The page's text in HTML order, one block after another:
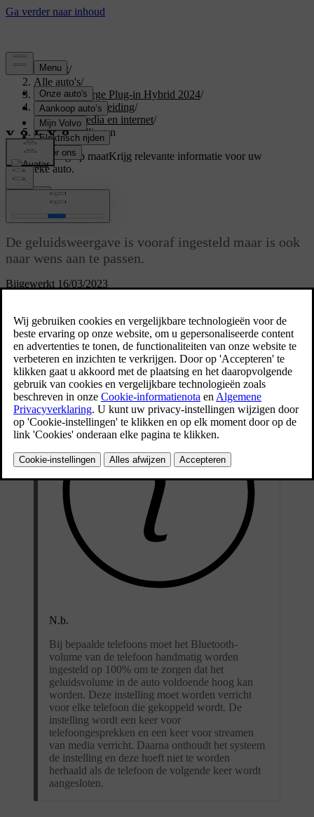
Support/
Alle auto's/
XC40 Recharge Plug-in Hybrid 2024/
Gebruikershandleiding/
Geluid, media en internet/
Audio-instellingen
Ondersteuning op maatKrijg relevante informatie voor uw
specifieke auto.
Bijgewerkt 16/03/2023
Audio-instellingen
De geluidsweergave is vooraf ingesteld maar is ook
naar wens aan te passen.
geldt bijvoorbeeld bij het afspelen van muziek, het beluisteren van
de radio, de geluidsweergave van een lopende telefoongesprek en
de weergave van actieve verkeersberichten.
N.b.
Bij bepaalde telefoons moet het Bluetooth-
volume van de telefoon handmatig worden
ingesteld op 100% om te zorgen dat het
geluidsvolume in de auto voldoende hoog kan
worden. Deze instelling moet worden verricht
voor elke telefoon die gekoppeld wordt. De
instelling wordt een keer voor
telefoongesprekken en een keer voor streamen
van media verricht. Daarna onthoudt het systeem
de instelling en deze hoeft niet te worden
herhaald als de telefoon de volgende keer wordt
aangesloten.